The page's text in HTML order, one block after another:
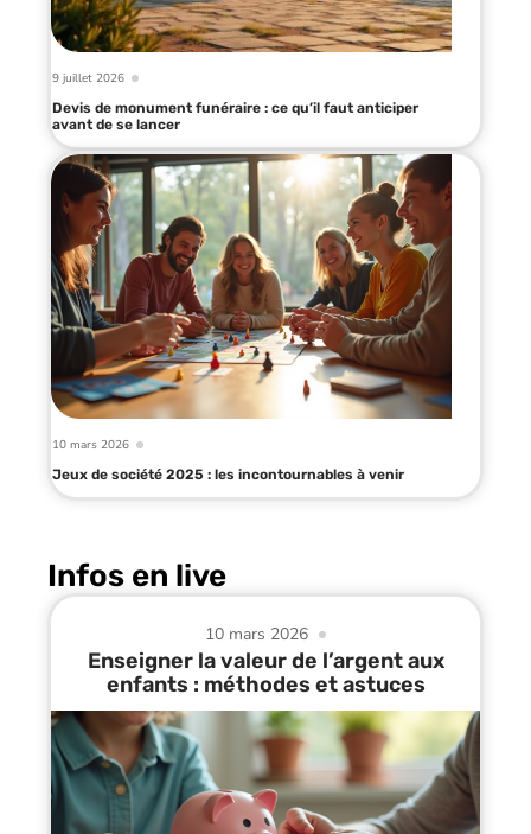
9 juillet 2026
Devis de monument funéraire : ce qu’il faut anticiper
avant de se lancer
10 mars 2026
Jeux de société 2025 : les incontournables à venir
Infos en live
10 mars 2026
Enseigner la valeur de l’argent aux
enfants : méthodes et astuces